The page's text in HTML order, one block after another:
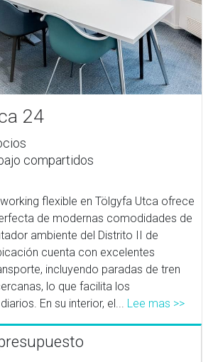
24
compartidos
flexible en Tölgyfa Utca ofrece
de modernas comodidades de
ambiente del Distrito II de
cuenta con excelentes
incluyendo paradas de tren
lo que facilita los
En su interior, el... Lee mas >>